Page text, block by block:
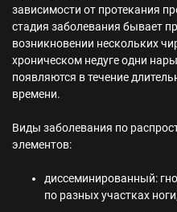
зависимости от протекания
стадия заболевания бывает
возникновении нескольких
хроническом недуге одни
появляются в течение
времени.
Виды заболевания по
элементов:
диссеминированный:
по разных участках